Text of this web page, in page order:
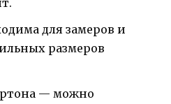
для замеров и
размеров
— можно